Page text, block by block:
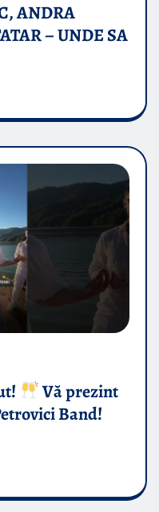
ANDRA
– UNDE SA
Vă prezint
Band!